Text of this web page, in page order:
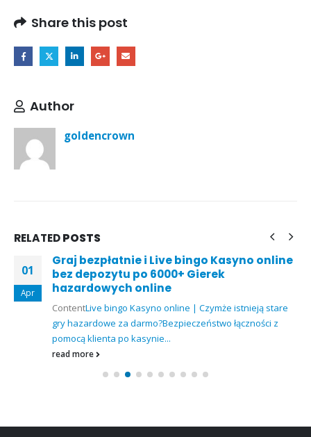
Share this post
Author
goldencrown
RELATEDPOSTS
01
Apr
Graj bezpłatnie i Live bingo Kasyno online
bez depozytu po 6000+ Gierek
hazardowych online
ContentLive bingo Kasyno online | Czymże istnieją stare
gry hazardowe za darmo?Bezpieczeństwo łączności z
pomocą klienta po kasynie...
read more